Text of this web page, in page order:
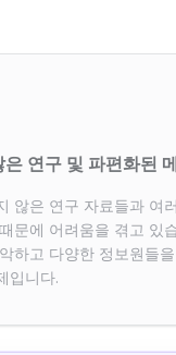
연구 및 파편화된
않은 연구 자료들과 여
문에 어려움을 겪고 있
하고 다양한 정보원들
입니다.